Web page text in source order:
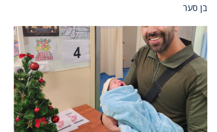
בן סער